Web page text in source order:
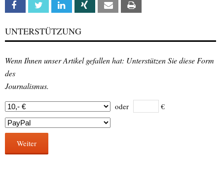
Facebook Twitter Linkedin Xing Email
UNTERSTÜTZUNG
Wenn Ihnen unser Artikel gefallen hat: Unterstützen Sie diese Form
des
Journalismus.
oder €
Weiter